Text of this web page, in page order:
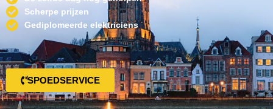
Scherpe prijzen
Gediplomeerde elektriciens
SPOEDSERVICE